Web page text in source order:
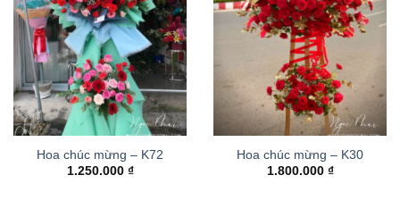
Hoa chúc mừng – K72
1.250.000 ₫
Hoa chúc mừng – K30
1.800.000 ₫